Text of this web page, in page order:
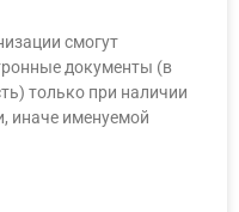
смогут
документы (в
только при наличии
иначе именуемой